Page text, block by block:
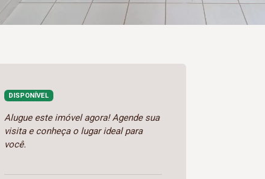
DISPONÍVEL
Alugue este imóvel agora! Agende sua
visita e conheça o lugar ideal para
você.